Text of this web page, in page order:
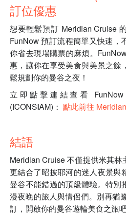
訂位優惠
想要輕鬆預訂 Meridian Cruise
FunNow 預訂流程簡單又快速，
你省去現場購票的麻煩。
惠，讓你在享受美食與美景之餘
鬆規劃你的曼谷之夜！
立即點擊連結查看 FunNow
(ICONSIAM)： 點此前往
結語
Meridian Cruise 不僅提供米其林
更結合了昭披耶河的迷人夜景與
曼谷不能錯過的頂級體驗。特別
漫夜晚的旅人與情侶們。別再猶
訂，開啟你的曼谷遊輪美食之旅吧